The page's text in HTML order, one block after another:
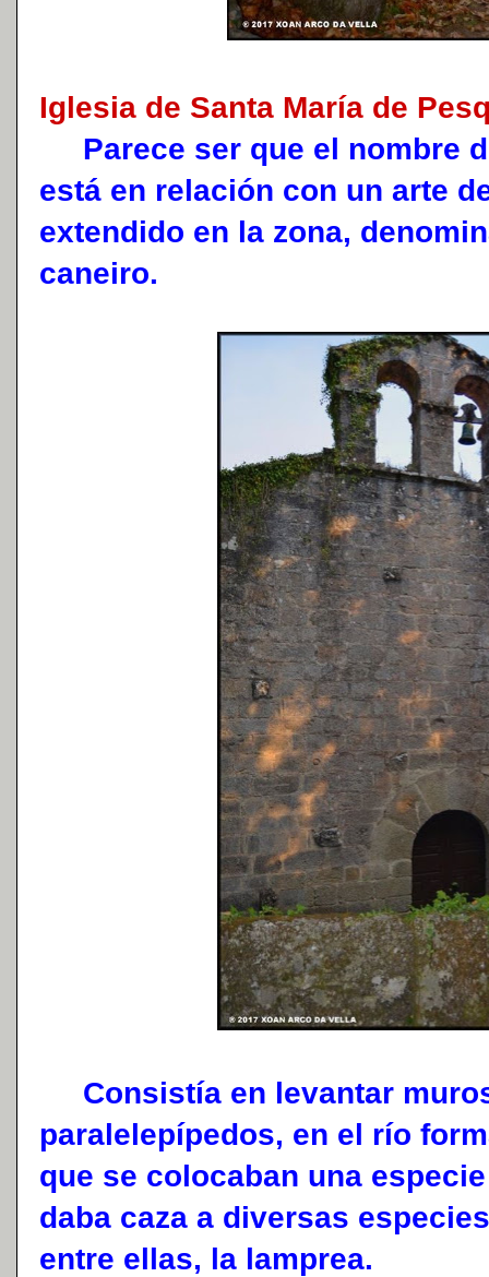
Iglesia de Santa María de
Parece ser que el nombre
está en relación con un arte
extendido en la zona,
caneiro.
Consistía en levantar
paralelepípedos, en el río
que se colocaban una
daba caza a diversas
entre ellas, la lamprea.